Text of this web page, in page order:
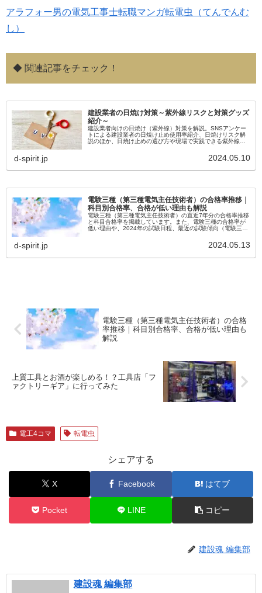
アラフォー男の電気工事士転職マンガ転電虫（てんでんむ
し）
◆ 関連記事をチェック！
建設業者の日焼け対策～紫外線リスクと対策グッズ
紹介～
建設業者向けの日焼け（紫外線）対策を解説。SNSアンケー
トによる建設業者の日焼け止め使用率紹介、日焼けリスク解
説のほか、日焼け止めの選び方や現場で実践できる紫外線対
d-spirit.jp 2024.05.10
電験三種（第三種電気主任技術者）の合格率推移｜
科目別合格率、合格が低い理由も解説
電験三種（第三種電気主任技術者）の直近7年分の合格率推移
と科目合格率を掲載しています。また、電験三種の合格率が
低い理由や、2024年の試験日程、最近の試験傾向（電験三種
d-spirit.jp 2024.05.13
電験三種（第三種電気主任技術者）の合格
率推移｜科目別合格率、合格が低い理由も
解説
上質工具とお酒が楽しめる！？工具店「フ
ァクトリーギア」に行ってみた
電工4コマ 転電虫
シェアする
X Facebook はてブ
Pocket LINE コピー
建設魂 編集部
建設魂 編集部